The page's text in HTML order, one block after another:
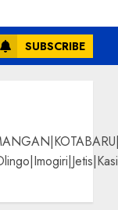
SUBSCRIBE